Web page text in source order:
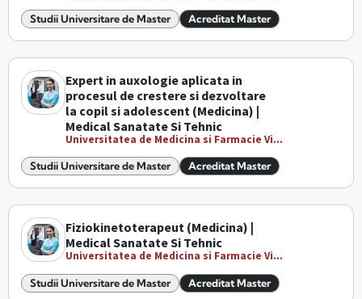
Studii Universitare de Master Acreditat Master
Expert in auxologie aplicata in
procesul de crestere si dezvoltare
la copil si adolescent (Medicina) |
Medical Sanatate Si Tehnic
Universitatea de Medicina si Farmacie Vi...
Studii Universitare de Master Acreditat Master
Fiziokinetoterapeut (Medicina) |
Medical Sanatate Si Tehnic
Universitatea de Medicina si Farmacie Vi...
Studii Universitare de Master Acreditat Master